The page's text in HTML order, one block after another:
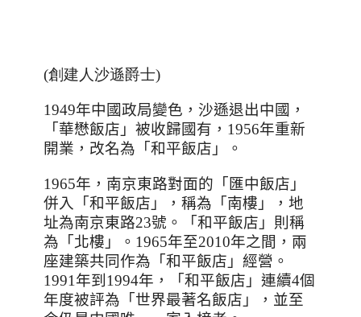
(創建人沙遜爵士)
1949年中國政局變色，沙遜退出中國，
「華懋飯店」被收歸國有， 1956年重新
開業，改名為「和平飯店」。
1965年，南京東路對面的「匯中飯店」
併入「和平飯店」，稱為「南樓」，地
址為南京東路23號。「和平飯店」則稱
為「北樓」。 1965年至2010年之間，兩
座建築共同作為「和平飯店」經營。
1991年到 1994年，「和平飯店」連續4個
年度被評為「世界最著名飯店」，並至